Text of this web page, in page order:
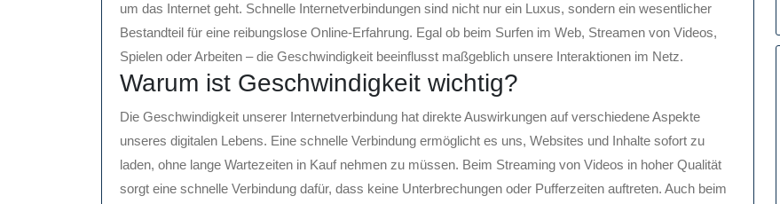
um das Internet geht. Schnelle Internetverbindungen sind nicht nur ein Luxus, sondern ein wesentlicher
Bestandteil für eine reibungslose Online-Erfahrung. Egal ob beim Surfen im Web, Streamen von Videos,
Spielen oder Arbeiten – die Geschwindigkeit beeinflusst maßgeblich unsere Interaktionen im Netz.
Warum ist Geschwindigkeit wichtig?
Die Geschwindigkeit unserer Internetverbindung hat direkte Auswirkungen auf verschiedene Aspekte
unseres digitalen Lebens. Eine schnelle Verbindung ermöglicht es uns, Websites und Inhalte sofort zu
laden, ohne lange Wartezeiten in Kauf nehmen zu müssen. Beim Streaming von Videos in hoher Qualität
sorgt eine schnelle Verbindung dafür, dass keine Unterbrechungen oder Pufferzeiten auftreten. Auch beim